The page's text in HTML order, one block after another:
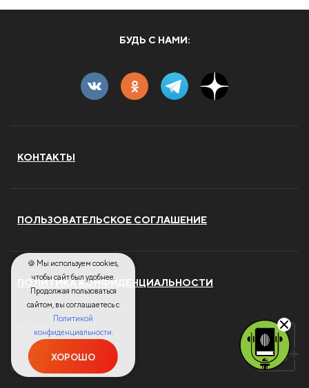
БУДЬ С НАМИ:
КОНТАКТЫ
ПОЛЬЗОВАТЕЛЬСКОЕ СОГЛАШЕНИЕ
ПОЛИТИКА КОНФИДЕНЦИАЛЬНОСТИ
🍪 Мы используем cookies,
чтобы сайт был удобнее.
Продолжая пользоваться
сайтом, вы соглашаетесь с
Политикой
конфиденциальности.
ХОРОШО